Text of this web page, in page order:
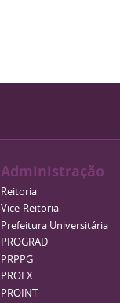
Administração
Reitoria
Vice-Reitoria
Prefeitura Universitária
PROGRAD
PRPPG
PROEX
PROINT